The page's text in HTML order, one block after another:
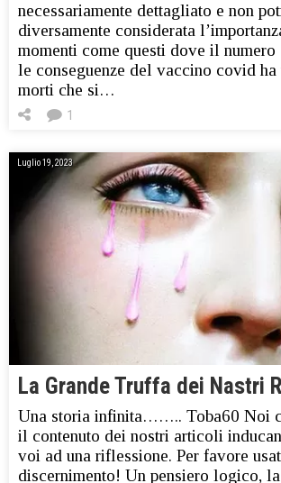
necessariamente dettagliato e non
diversamente considerata
momenti come questi dove il
le conseguenze del vaccino covid ha
morti che si…
1
Luglio 19, 2023
La Grande Truffa dei Nastri
Una storia infinita…….. Toba60 Noi
il contenuto dei nostri articoli
voi ad una riflessione. Per favore
discernimento! Un pensiero logico,